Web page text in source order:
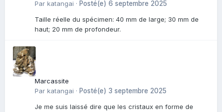
Par katangai · Posté(e) 6 septembre 2025
Taille réelle du spécimen: 40 mm de large; 30 mm de
haut; 20 mm de profondeur.
Marcassite
Par katangai · Posté(e) 3 septembre 2025
Je me suis laissé dire que les cristaux en forme de